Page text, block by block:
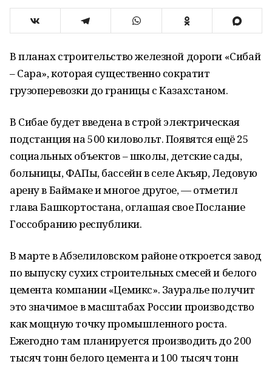
В планах строительство железной дороги «Сибай
– Сара», которая существенно сократит
грузоперевозки до границы с Казахстаном.
В Сибае будет введена в строй электрическая
подстанция на 500 киловольт. Появятся ещё 25
социальных объектов – школы, детские сады,
больницы, ФАПы, бассейн в селе Акъяр, Ледовую
арену в Баймаке и многое другое, — отметил
глава Башкортостана, оглашая свое Послание
Госсобранию республики.
В марте в Абзелиловском районе откроется завод
по выпуску сухих строительных смесей и белого
цемента компании «Цемикс». Зауралье получит
это значимое в масштабах России производство
как мощную точку промышленного роста.
Ежегодно там планируется производить до 200
тысяч тонн белого цемента и 100 тысяч тонн